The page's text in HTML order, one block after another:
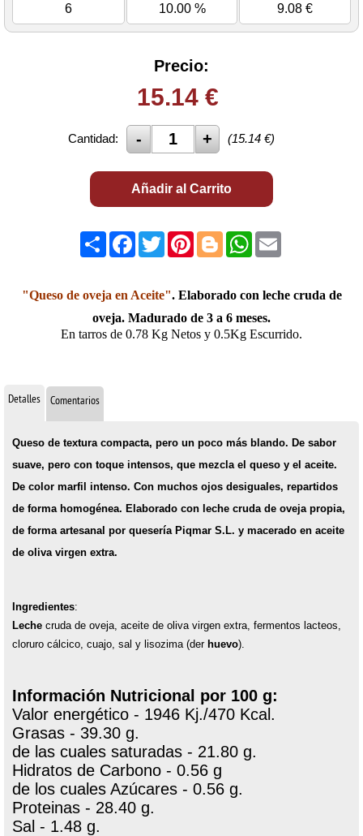
6 10.00 % 9.08 €
Precio:
15.14€
Cantidad: (15.14 €)
Añadir al Carrito
ShareFacebook
TwitterPinterest
BloggerWhatsApp
"Queso de oveja en Aceite". Elaborado con leche cruda de
oveja. Madurado de 3 a 6 meses.
En tarros de 0.78 Kg Netos y 0.5Kg Escurrido.
Detalles Comentarios
Queso de textura compacta, pero un poco más blando. De sabor
suave, pero con toque intensos, que mezcla el queso y el aceite.
De color marfil intenso. Con muchos ojos desiguales, repartidos
de forma homogénea. Elaborado con leche cruda de oveja propia,
de forma artesanal por quesería Piqmar S.L. y macerado en aceite
de oliva virgen extra.
Ingredientes:
Leche cruda de oveja, aceite de oliva virgen extra, fermentos lacteos,
cloruro cálcico, cuajo, sal y lisozima (der huevo).
Información Nutricional por 100 g:
Valor energético - 1946 Kj./470 Kcal.
Grasas - 39.30 g.
de las cuales saturadas - 21.80 g.
Hidratos de Carbono - 0.56 g
de los cuales Azúcares - 0.56 g.
Proteinas - 28.40 g.
Sal - 1.48 g.